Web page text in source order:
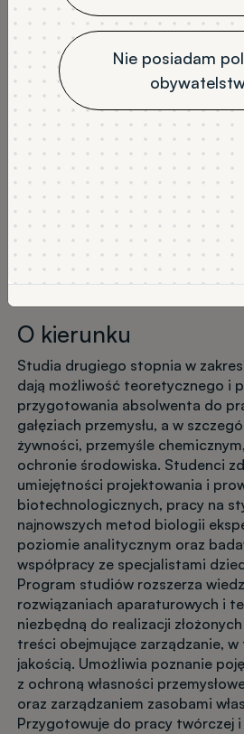
Nie posiadam
stacjonarne 3
JĘZYK WYKŁADOWY
polski
Program
NABÓR
Rekrutacja na semestr letni
Wykaz tytułów
O kierunku
Studia drugiego stopnia w
dają możliwość teoretycznego i
przygotowania absolwenta do
gałęziach przemysłu, a w
żywności, przemyśle
ochronie środowiska. Studenci
umiejętności projektowania i
biotechnologicznych, pracy na
najnowszych metod biologii
poziomie analitycznym oraz
współpracy ze specjalistami
Program studiów rozszerza
rozwiązaniach aparaturowych i
niezbędną do realizacji
treści obejmujące zarządzanie,
jakością. Umożliwia poznanie
z ochroną własności
oraz zarządzaniem zasobami
Przygotowuje do pracy twórczej i